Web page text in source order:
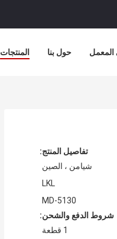
المنتجات حول بنا
تفاصيل المنتج:
شيامن ، الصين
LKL
MD-5130
شروط الدفع والشحن:
1 قطعة